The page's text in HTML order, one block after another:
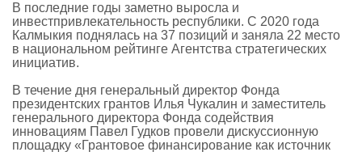
В последние годы заметно выросла и
инвестпривлекательность республики. С 2020 года
Калмыкия поднялась на 37 позиций и заняла 22 место
в национальном рейтинге Агентства стратегических
инициатив.
В течение дня генеральный директор Фонда
президентских грантов Илья Чукалин и заместитель
генерального директора Фонда содействия
инновациям Павел Гудков провели дискуссионную
площадку «Грантовое финансирование как источник